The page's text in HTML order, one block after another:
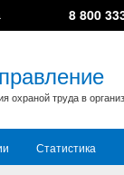
8 800
охраной труда в
Статистика